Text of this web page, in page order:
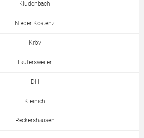
Kludenbach
Nieder Kostenz
Kröv
Laufersweiler
Dill
Kleinich
Reckershausen